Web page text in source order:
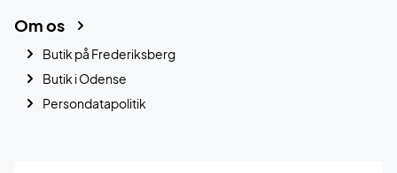
Om os
Butik på Frederiksberg
Butik i Odense
Persondatapolitik